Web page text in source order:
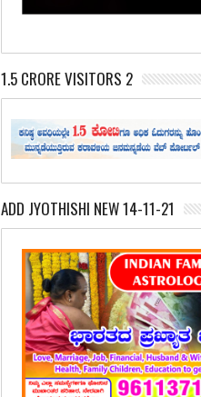
1.5 CRORE VISITORS 2
ADD JYOTHISHI NEW 14-11-21